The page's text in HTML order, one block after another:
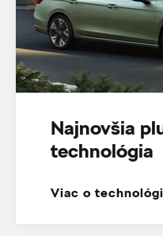
Najnovšia
technológia
Viac o